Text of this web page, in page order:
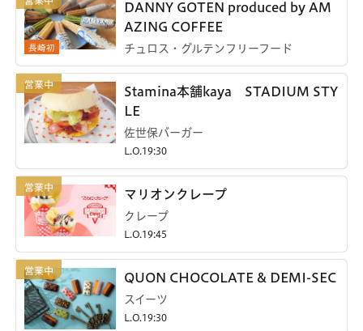
長崎初
DANNY GOTEN produced by AM
AZING COFFEE
チュロス・グルテンフリーフード
Stamina本舗kaya STADIUM STY
LE
佐世保バーガー
L.O.19:30
マリオンクレープ
クレープ
L.O.19:45
QUON CHOCOLATE & DEMI-SEC
スイーツ
L.O.19:30